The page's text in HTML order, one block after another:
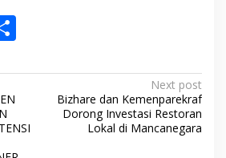
ar
Next post
Bizhare dan Kemenparekraf
Dorong Investasi Restoran
Lokal di Mancanegara